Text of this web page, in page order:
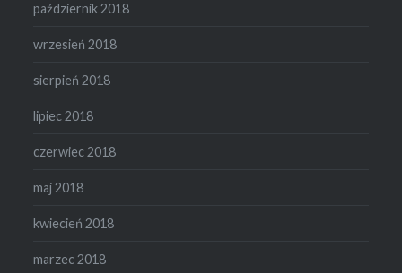
październik 2018
wrzesień 2018
sierpień 2018
lipiec 2018
czerwiec 2018
maj 2018
kwiecień 2018
marzec 2018